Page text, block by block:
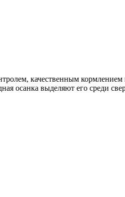
качественным
осанка выделяют его среди